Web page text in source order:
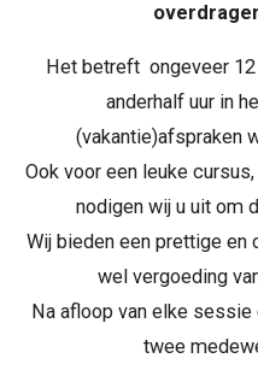
Het betreft ongeveer
anderhalf uur in
(vakantie)afspraken
Ook voor een leuke
nodigen wij u uit om
Wij bieden een prettige en
wel vergoeding
Na afloop van elke
twee